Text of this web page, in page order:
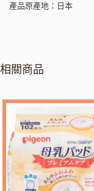
產品原產地：日本
相關商品